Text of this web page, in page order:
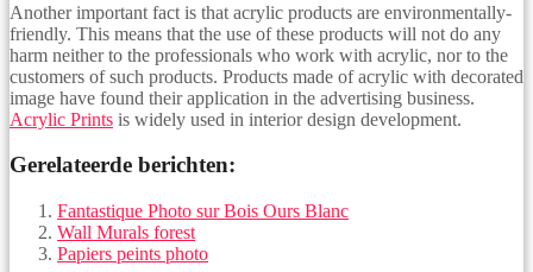
Another important fact is that acrylic products are environmentally-
friendly. This means that the use of these products will not do any
harm neither to the professionals who work with acrylic, nor to the
customers of such products. Products made of acrylic with decorated
image have found their application in the advertising business.
Acrylic Prints is widely used in interior design development.
Gerelateerde berichten:
Fantastique Photo sur Bois Ours Blanc
Wall Murals forest
Papiers peints photo